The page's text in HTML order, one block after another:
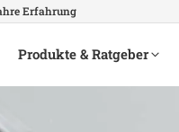
Erfahrung
Produkte & Ratgeber